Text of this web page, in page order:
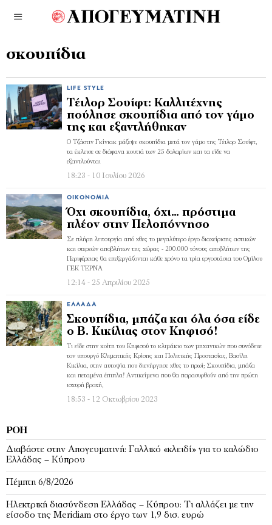
σκουπίδια
LIFE STYLE
Τέιλορ Σουίφτ: Καλλιτέχνης
πούλησε σκουπίδια από τον γάμο
της και εξαντλήθηκαν
Ο Τζάστιν Γκίνιακ μάζεψε σκουπίδια μετά τον γάμο της Τέιλορ Σουίφτ,
τα έκλεισε σε διάφανα κουτιά των 25 δολαρίων και τα είδε να
εξαντλούνται
18:23 - 10 Ιουλίου 2026
ΟΙΚΟΝΟΜΊΑ
Όχι σκουπίδια, όχι… πρόστιμα
πλέον στην Πελοπόννησο
Σε πλήρη λειτουργία από χθες το μεγαλύτερο έργο διαχείρισης αστικών
και στερεών αποβλήτων της χώρας - 200.000 τόνους αποβλήτων της
Περιφέρειας θα επεξεργάζονται κάθε χρόνο τα τρία εργοστάσια του Ομίλου
ΓΕΚ ΤΕΡΝΑ
12:14 - 25 Απριλίου 2025
ΕΛΛΆΔΑ
Σκουπίδια, μπάζα και όλα όσα είδε
ο Β. Κικίλιας στον Κηφισό!
Τι είδε στην κοίτη του Κηφισού το κλιμάκιο των μηχανικών που συνόδευε
τον υπουργό Κλιματικής Κρίσης και Πολιτικής Προστασίας, Βασίλη
Κικίλια, στην αυτοψία που διενήργησε χθες το πρωί; Σκουπίδια, μπάζα
και πεταμένα έπιπλα! Αντικείμενα που θα παρασυρθούν από την πρώτη
ισχυρή βροχή,
18:53 - 12 Οκτωβρίου 2023
ΡΟΉ
Διαβάστε στην Απογευματινή: Γαλλικό «κλειδί» για το καλώδιο
Ελλάδας – Κύπρου
Πέμπτη 6/8/2026
Ηλεκτρική διασύνδεση Ελλάδας – Κύπρου: Τι αλλάζει με την
είσοδο της Meridiam στο έργο των 1,9 δισ. ευρώ